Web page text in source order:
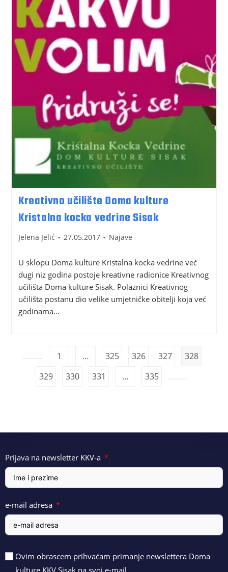
Kreativno učilište Doma kulture
Kristalna kocka vedrine Sisak
Jelena Jelić 27.05.2017 Najave
U sklopu Doma kulture Kristalna kocka vedrine već
dugi niz godina postoje kreativne radionice Kreativnog
učilišta Doma kulture Sisak. Polaznici Kreativnog
učilišta postanu dio velike umjetničke obitelji koja već
godinama…
1 … 325 326 327
328
329
330 331 … 335
Prijava na newsletter KKV-a
e-mail adresa
Ovim obrascem prihvaćam primanje newslettera Doma
kulture KKV Sisak na svoj e-mail.